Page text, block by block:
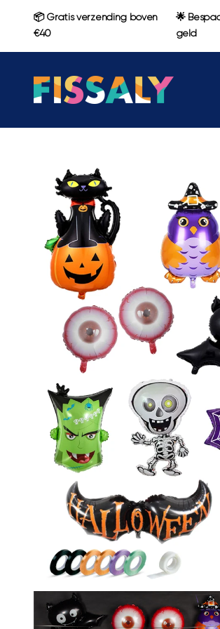
📦 Gratis verzending boven
€40
🌟
geld
Fissaly